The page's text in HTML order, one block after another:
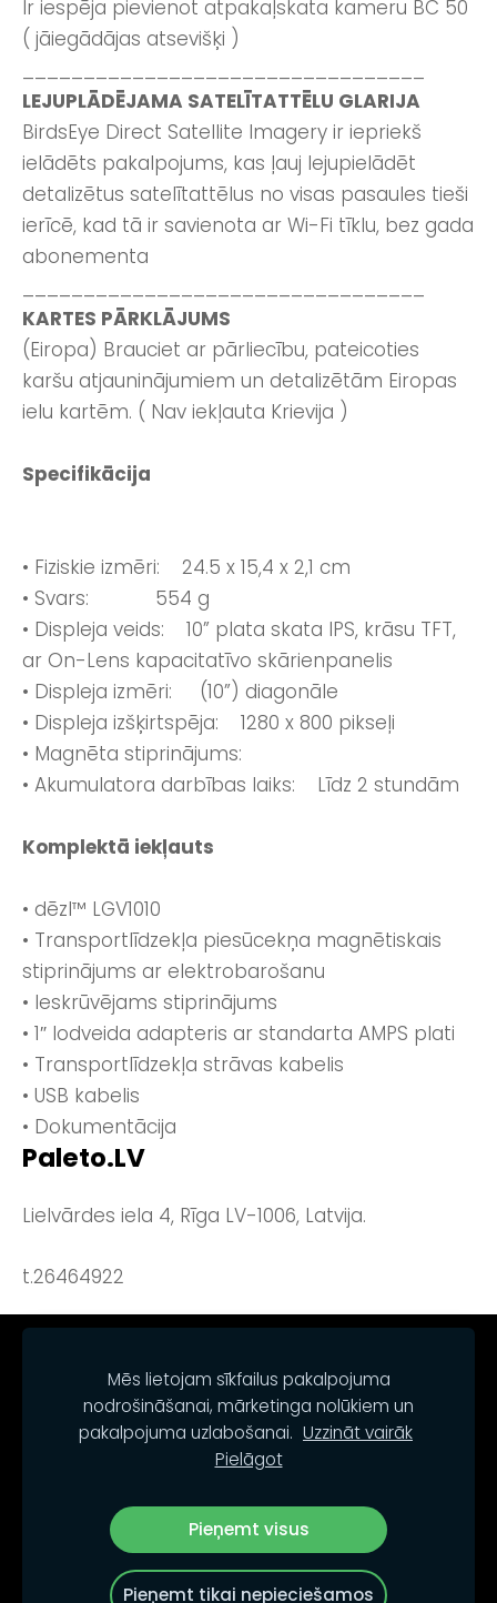
Paleto.LV
Lielvārdes iela 4, Rīga LV-1006, Latvija.
t.26464922
Ir iespēja pievienot atpakaļskata kameru BC 50
( jāiegādājas atsevišķi )
LEJUPLĀDĒJAMA SATELĪTATTĒLU GLARIJA
BirdsEye Direct Satellite Imagery ir iepriekš
ielādēts pakalpojums, kas ļauj lejupielādēt
detalizētus satelītattēlus no visas pasaules tieši
ierīcē, kad tā ir savienota ar Wi-Fi tīklu, bez gada
abonementa
KARTES PĀRKLĀJUMS
(Eiropa) Brauciet ar pārliecību, pateicoties
karšu atjauninājumiem un detalizētām Eiropas
ielu kartēm. ( Nav iekļauta Krievija )
Specifikācija
• Fiziskie izmēri: 24.5 x 15,4 x 2,1 cm
• Svars: 554 g
• Displeja veids: 10” plata skata IPS, krāsu TFT,
ar On-Lens kapacitatīvo skārienpanelis
• Displeja izmēri: (10”) diagonāle
• Displeja izšķirtspēja: 1280 x 800 pikseļi
• Magnēta stiprinājums:
• Akumulatora darbības laiks: Līdz 2 stundām
Komplektā iekļauts
• dēzl™ LGV1010
• Transportlīdzekļa piesūcekņa magnētiskais
stiprinājums ar elektrobarošanu
• Ieskrūvējams stiprinājums
• 1″ lodveida adapteris ar standarta AMPS plati
• Transportlīdzekļa strāvas kabelis
• USB kabelis
• Dokumentācija
© PALETO.LV
Mēs lietojam sīkfailus pakalpojuma
nodrošināšanai, mārketinga nolūkiem un
pakalpojuma uzlabošanai. Uzzināt vairāk
Pielāgot
Pieņemt visus
Pieņemt tikai nepieciešamos